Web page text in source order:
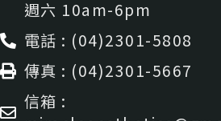
週六 10am-6pm
電話 : (04)2301-5808
傳真 : (04)2301-5667
信箱 :